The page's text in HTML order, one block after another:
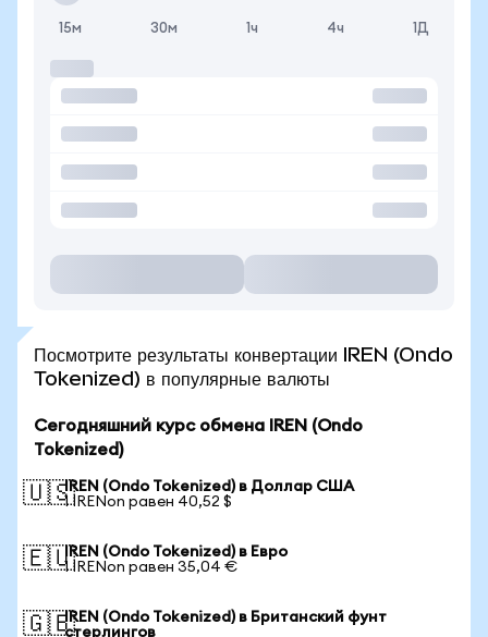
15м 30м 1ч 4ч 1Д
Посмотрите результаты конвертации IREN (Ondo
Tokenized) в популярные валюты
Сегодняшний курс обмена IREN (Ondo
Tokenized)
🇺🇸IREN (Ondo Tokenized) в Доллар США
1 IRENon равен 40,52 $
🇪🇺IREN (Ondo Tokenized) в Евро
1 IRENon равен 35,04 €
🇬🇧IREN (Ondo Tokenized) в Британский фунт
стерлингов